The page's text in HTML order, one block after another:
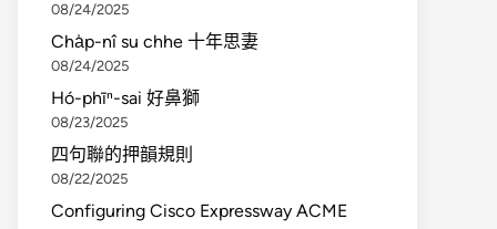
08/24/2025
Cha̍p-nî su chhe 十年思妻
08/24/2025
Hó-phīⁿ-sai 好鼻獅
08/23/2025
四句聯的押韻規則
08/22/2025
Configuring Cisco Expressway ACME